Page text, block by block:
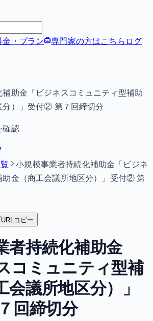
金・プラン 専門家の方はこちら ログ
助金「ビジネスコミュニティ型補助
分）」受付② 第７回締切分
確認
小規模事業者持続化補助金「ビジネ
助金（商工会議所地区分）」受付② 第
URLコピー
者持続化補助金
コミュニティ型補
会議所地区分）」
回締切分